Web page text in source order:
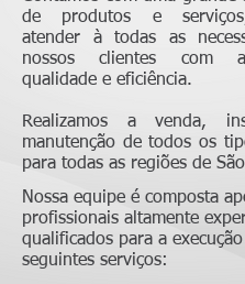
de produtos e
atender à todas as
nossos clientes com
qualidade e eficiência.
Realizamos a venda,
manutenção de todos os
para todas as regiões de
Nossa equipe é composta
profissionais altamente
qualificados para a
seguintes serviços: